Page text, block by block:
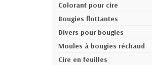
Colorant pour cire
Bougies flottantes
Divers pour bougies
Moules à bougies réchaud
Cire en feuilles